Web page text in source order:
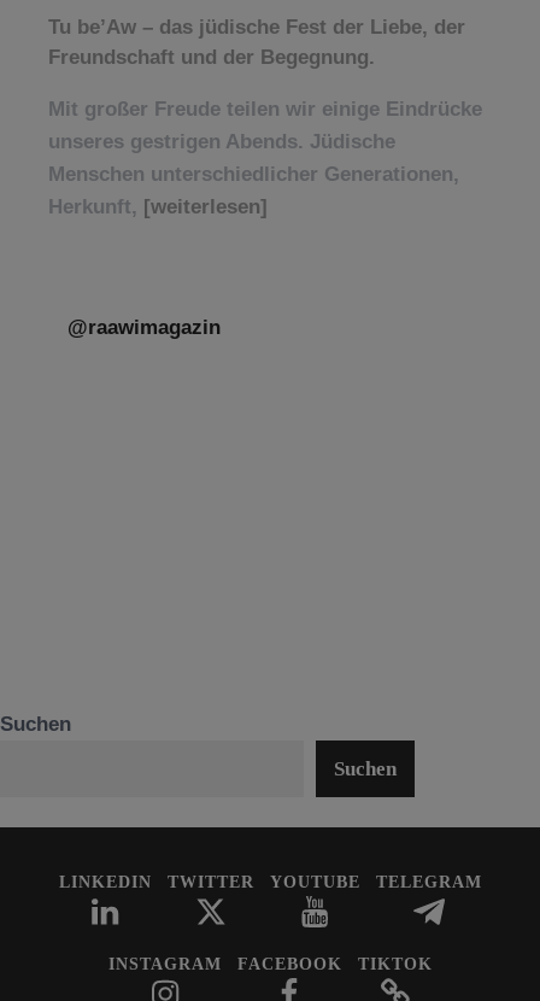
Tu be’Aw – das jüdische Fest der Liebe, der
Freundschaft und der Begegnung.
Mit großer Freude teilen wir einige Eindrücke
unseres gestrigen Abends. Jüdische
Menschen unterschiedlicher Generationen,
Herkunft, [weiterlesen]
@raawimagazin
Suchen
Suchen
LINKEDIN TWITTER YOUTUBE TELEGRAM
INSTAGRAM FACEBOOK TIKTOK